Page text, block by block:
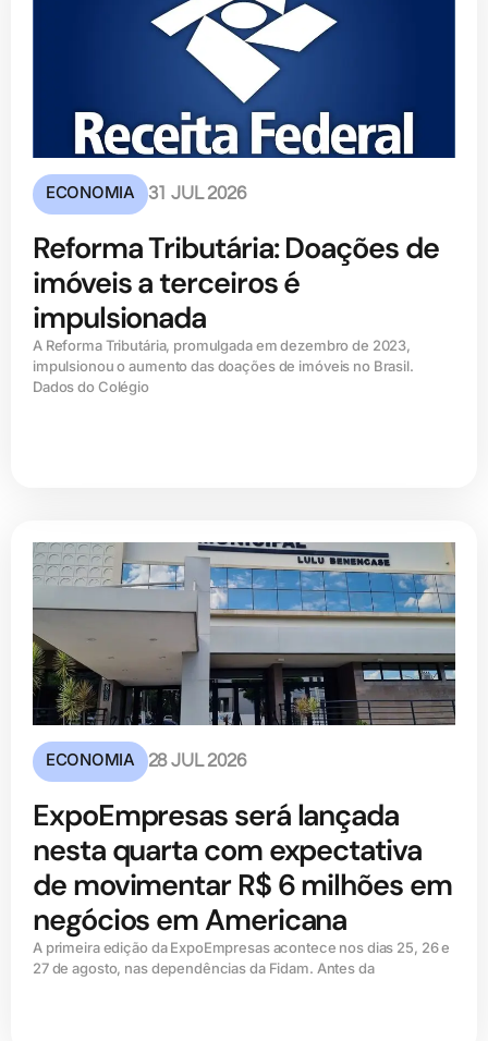
ECONOMIA 31 JUL 2026
Reforma Tributária: Doações de
imóveis a terceiros é
impulsionada
A Reforma Tributária, promulgada em dezembro de 2023,
impulsionou o aumento das doações de imóveis no Brasil.
Dados do Colégio
ECONOMIA 28 JUL 2026
ExpoEmpresas será lançada
nesta quarta com expectativa
de movimentar R$ 6 milhões em
negócios em Americana
A primeira edição da ExpoEmpresas acontece nos dias 25, 26 e
27 de agosto, nas dependências da Fidam. Antes da